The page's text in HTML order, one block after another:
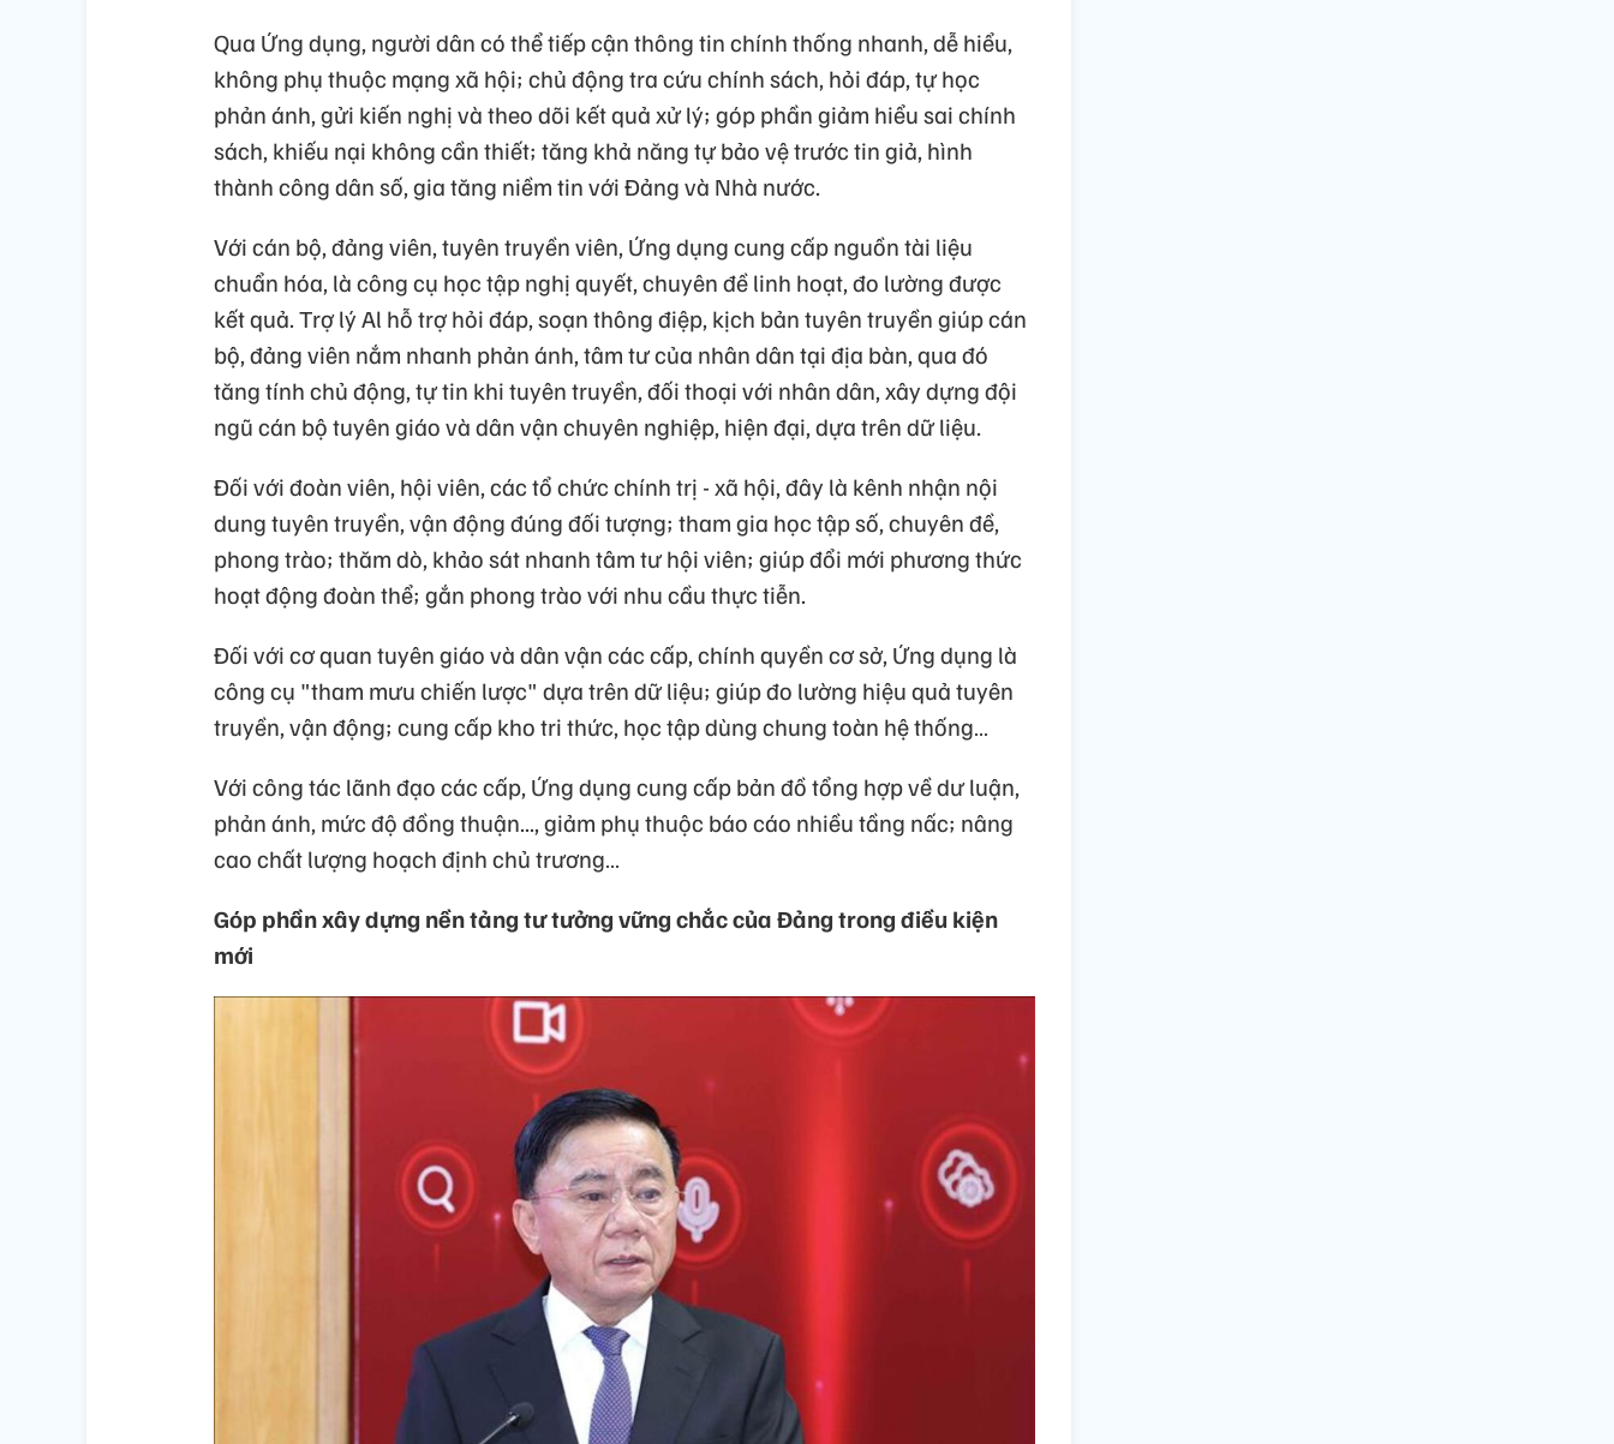
Qua Ứng dụng, người dân có thể tiếp cận thông tin chính thống nhanh, dễ hiểu,
không phụ thuộc mạng xã hội; chủ động tra cứu chính sách, hỏi đáp, tự học
phản ánh, gửi kiến nghị và theo dõi kết quả xử lý; góp phần giảm hiểu sai chính
sách, khiếu nại không cần thiết; tăng khả năng tự bảo vệ trước tin giả, hình
thành công dân số, gia tăng niềm tin với Đảng và Nhà nước.
Với cán bộ, đảng viên, tuyên truyền viên, Ứng dụng cung cấp nguồn tài liệu
chuẩn hóa, là công cụ học tập nghị quyết, chuyên đề linh hoạt, đo lường được
kết quả. Trợ lý Al hỗ trợ hỏi đáp, soạn thông điệp, kịch bản tuyên truyền giúp cán
bộ, đảng viên nắm nhanh phản ánh, tâm tư của nhân dân tại địa bàn, qua đó
tăng tính chủ động, tự tin khi tuyên truyền, đối thoại với nhân dân, xây dựng đội
ngũ cán bộ tuyên giáo và dân vận chuyên nghiệp, hiện đại, dựa trên dữ liệu.
Đối với đoàn viên, hội viên, các tổ chức chính trị - xã hội, đây là kênh nhận nội
dung tuyên truyền, vận động đúng đối tượng; tham gia học tập số, chuyên đề,
phong trào; thăm dò, khảo sát nhanh tâm tư hội viên; giúp đổi mới phương thức
hoạt động đoàn thể; gắn phong trào với nhu cầu thực tiễn.
Đối với cơ quan tuyên giáo và dân vận các cấp, chính quyền cơ sở, Ứng dụng là
công cụ "tham mưu chiến lược" dựa trên dữ liệu; giúp đo lường hiệu quả tuyên
truyền, vận động; cung cấp kho tri thức, học tập dùng chung toàn hệ thống…
Với công tác lãnh đạo các cấp, Ứng dụng cung cấp bản đồ tổng hợp về dư luận,
phản ánh, mức độ đồng thuận..., giảm phụ thuộc báo cáo nhiều tầng nấc; nâng
cao chất lượng hoạch định chủ trương…
Góp phần xây dựng nền tảng tư tưởng vững chắc của Đảng trong điều kiện
mới